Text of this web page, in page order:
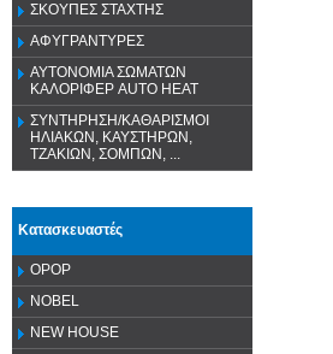
ΣΚΟΥΠΕΣ ΣΤΑΧΤΗΣ
ΑΦΥΓΡΑΝΤΥΡΕΣ
ΑΥΤΟΝΟΜΙΑ ΣΩΜΑΤΩΝ
ΚΑΛΟΡΙΦΕΡ AUTO HEAT
ΣΥΝΤΗΡΗΣΗ/ΚΑΘΑΡΙΣΜΟΙ
ΗΛΙΑΚΩΝ, ΚΑΥΣΤΗΡΩΝ,
ΤΖΑΚΙΩΝ, ΣΟΜΠΩΝ, ...
Κατασκευαστές
OPOP
NOBEL
NEW HOUSE